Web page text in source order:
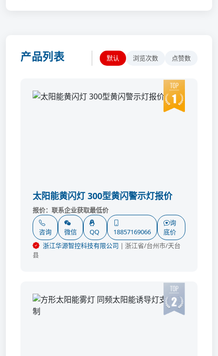
产品列表 默认 浏览次数 点赞数
太阳能黄闪灯 300型黄闪警示灯报价
联系企业获取最低价
咨询 微信 QQ 18857169066
询
底价
浙江华源智控科技有限公司 | 浙江省/台州市/天台
县